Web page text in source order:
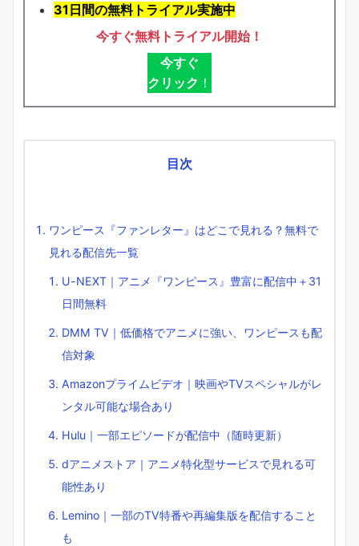
31日間の無料トライアル実施中
今すぐ無料トライアル開始！
今すぐ
クリック ！
目次
ワンピース『ファンレター』はどこで見れる？無料で
見れる配信先一覧
U-NEXT｜アニメ『ワンピース』豊富に配信中＋31
日間無料
DMM TV｜低価格でアニメに強い、ワンピースも配
信対象
Amazonプライムビデオ｜映画やTVスペシャルがレ
ンタル可能な場合あり
Hulu｜一部エピソードが配信中（随時更新）
dアニメストア｜アニメ特化型サービスで見れる可
能性あり
Lemino｜一部のTV特番や再編集版を配信すること
も